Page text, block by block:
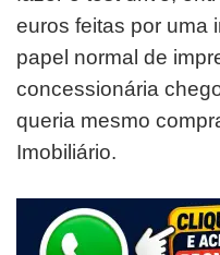
euros feitas por uma
papel normal de
concessionária
queria mesmo
Imobiliário.